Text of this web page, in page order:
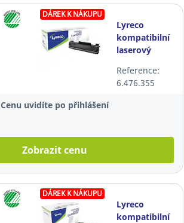
DÁREK K NÁKUPU
Lyreco
kompatibilní
laserový
CRG728
(3500B002),
Reference:
6.476.355
Cenu uvidíte po přihlášení
Zobrazit cenu
DÁREK K NÁKUPU
Lyreco
kompatibilní